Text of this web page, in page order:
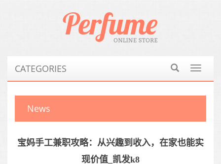
Toggle
CATEGORIES
News
宝妈手工兼职攻略：从兴趣到收入，在家也能实
现价值_凯发k8